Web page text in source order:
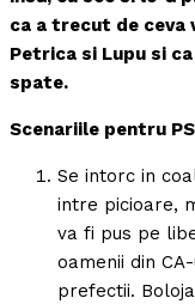
ca a trecut de ceva
Petrica si Lupu si
spate.
Scenariile pentru
Se intorc in
intre picioare,
va fi pus pe
oamenii din
prefectii.